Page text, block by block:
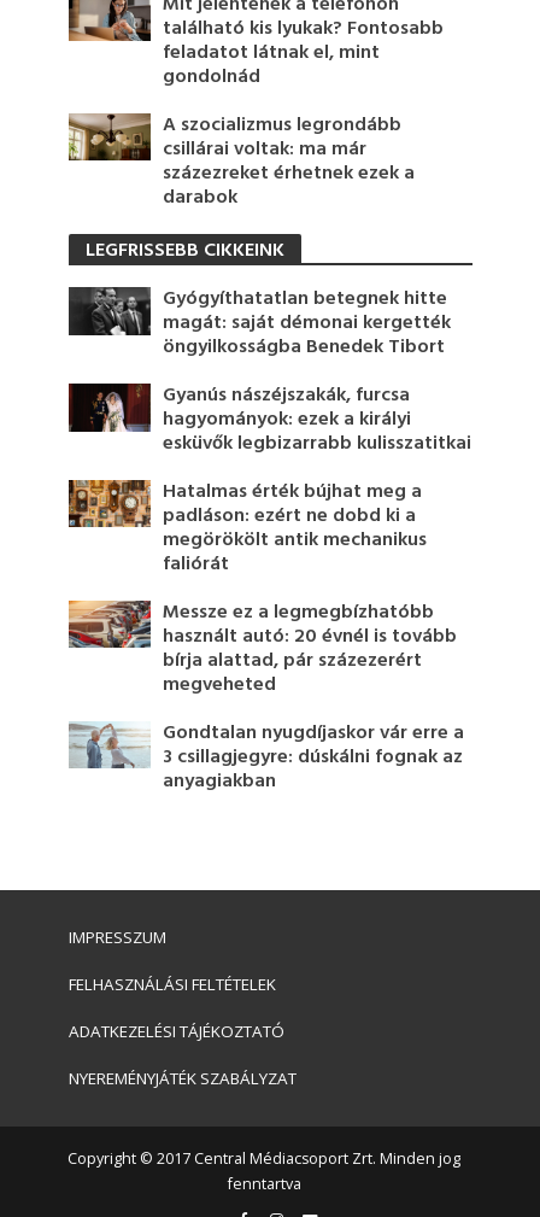
található kis lyukak? Fontosabb
feladatot látnak el, mint
gondolnád
A szocializmus legrondább
csillárai voltak: ma már
százezreket érhetnek ezek a
darabok
LEGFRISSEBB CIKKEINK
Gyógyíthatatlan betegnek hitte
magát: saját démonai kergették
öngyilkosságba Benedek Tibort
Gyanús nászéjszakák, furcsa
hagyományok: ezek a királyi
esküvők legbizarrabb kulisszatitkai
Hatalmas érték bújhat meg a
padláson: ezért ne dobd ki a
megörökölt antik mechanikus
faliórát
Messze ez a legmegbízhatóbb
használt autó: 20 évnél is tovább
bírja alattad, pár százezerért
megveheted
Gondtalan nyugdíjaskor vár erre a
3 csillagjegyre: dúskálni fognak az
anyagiakban
IMPRESSZUM
FELHASZNÁLÁSI FELTÉTELEK
ADATKEZELÉSI TÁJÉKOZTATÓ
NYEREMÉNYJÁTÉK SZABÁLYZAT
Copyright © 2017 Central Médiacsoport Zrt. Minden jog
fenntartva